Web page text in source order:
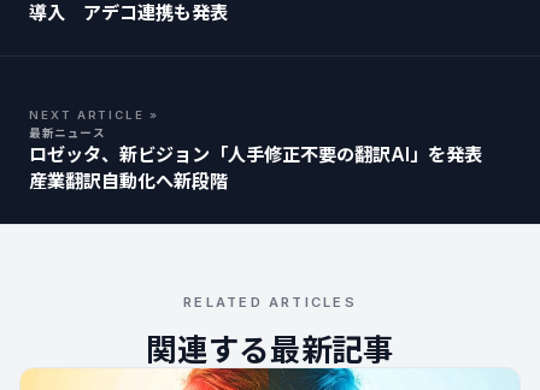
導入 アデコ連携も発表
NEXT ARTICLE »
最新ニュース
ロゼッタ、新ビジョン「人手修正不要の翻訳AI」を発表
産業翻訳自動化へ新段階
RELATED ARTICLES
関連する最新記事